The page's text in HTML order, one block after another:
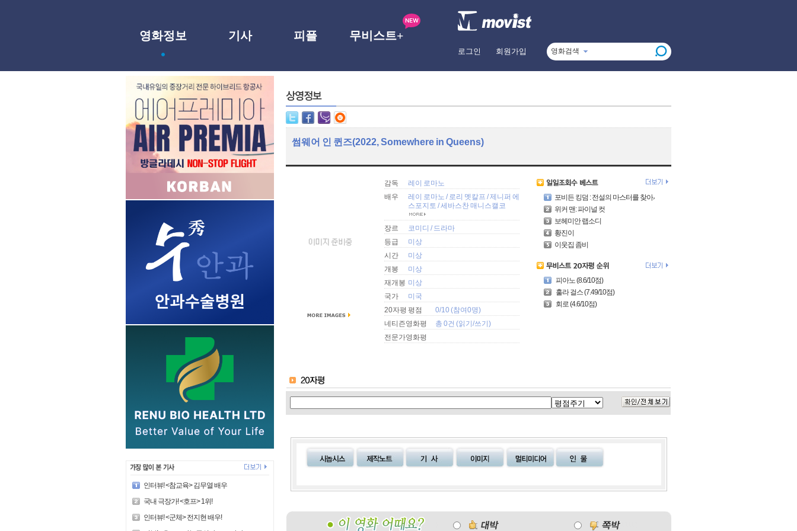
영화정보 기사 피플 무비스트+
로그인 회원가입 영화검색
인터뷰! <참교육> 김무열 배우
국내 극장가! <호프> 1위!
인터뷰! <군체> 전지현 배우!
썸웨어 인 퀸즈(2022, Somewhere in Queens)
감독
레이 로마노
배우
레이 로마노 /로리 멧칼프 /제니퍼 에
스포지토 /세바스찬 매니스캘코
장르 코미디 /드라마
등급
미상
시간
미상
개봉
미상
재개봉 미상
국가
미국
20자평 평점
0/10 (참여0명)
네티즌영화평
총 0건 (읽기 /쓰기 )
전문가영화평
포비든 킹덤 : 전설의 마스터를 찾아서
위커 맨: 파이널 컷
보헤미안 랩소디
황진이
이웃집 좀비
피아노 (8.6/10점)
훌라 걸스 (7.49/10점)
회로 (4.6/10점)